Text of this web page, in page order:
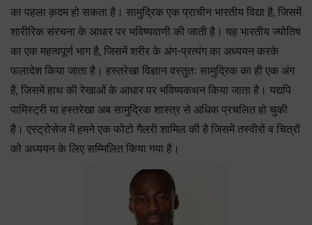
का पहला क़दम हो सकता है। सामुद्रिक एक प्राचीन भारतीय विद्या है, जिसमें
शारीरिक संरचना के आधार पर भविष्यवाणी की जाती है। यह भारतीय ज्योतिष
का एक महत्वपूर्ण भाग है, जिसमें शरीर के अंग-प्रत्यंग का अध्ययन करके
फलादेश किया जाता है। हस्तरेखा विज्ञान वस्तुतः सामुद्रिक का ही एक अंग
है, जिसमें हाथ की रेखाओं के आधार पर भविष्यकथन किया जाता है। यद्यपि
पामिस्ट्री या हस्तरेखा अब सामुद्रिक शास्त्र से अधिक प्रचलित हो चुकी
है। एस्ट्रोसेज में हमने एक फोटो गैलरी शामिल की है जिसमें तस्वीरों व चित्रों
को अध्ययन के लिए सम्मिलित किया गया है।